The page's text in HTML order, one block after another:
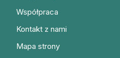
Współpraca
Kontakt z nami
Mapa strony